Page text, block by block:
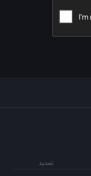
تمدید